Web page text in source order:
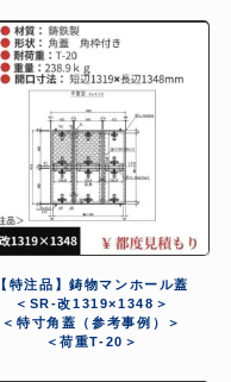
【特注品】鋳物マンホール蓋
＜SR-改1319×1348＞
＜特寸角蓋（参考事例）＞
＜荷重T-20＞